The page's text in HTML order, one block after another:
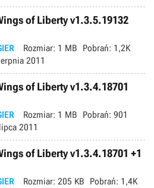
of Liberty v1.3.5.19132
Rozmiar: 1 MB Pobrań: 1,2K
2011
of Liberty v1.3.4.18701
Rozmiar: 1 MB Pobrań: 901
2011
of Liberty v1.3.4.18701 +1
Rozmiar: 205 KB Pobrań: 1,4K